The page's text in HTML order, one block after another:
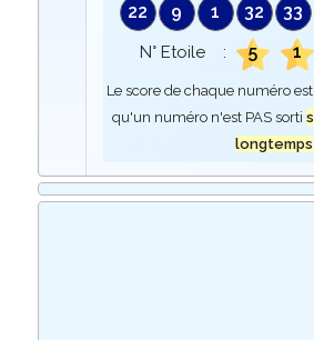
22 9 1 32 33
N° Etoile : 5 1
Le score de chaque numéro
qu'un numéro n'est PAS sorti
longtemps